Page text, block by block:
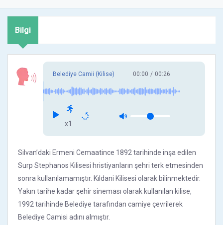
Bilgi
Belediye Camii (Kilise) 00:00 / 00:26
x1
Silvan’daki Ermeni Cemaatince 1892 tarihinde inşa edilen
Surp Stephanos Kilisesi hristiyanların şehri terk etmesinden
sonra kullanılamamıştır. Kıldani Kilisesi olarak bilinmektedir.
Yakın tarihe kadar şehir sineması olarak kullanılan kilise,
1992 tarihinde Belediye tarafından camiye çevrilerek
Belediye Camisi adını almıştır.